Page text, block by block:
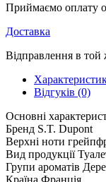
Приймаємо оплату
Доставка
Відправлення в той
Відгуків (0)
Основні
Бренд S.T. Dupont
Верхні ноти
Вид продукції
Групи ароматів
Країна Франція